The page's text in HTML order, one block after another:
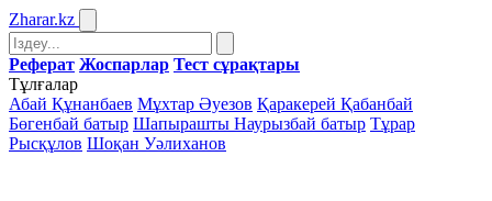
Zharar.kz
Реферат Жоспарлар Тест сұрақтары
Тұлғалар
Абай Құнанбаев Мұхтар Әуезов Қаракерей Қабанбай
Бөгенбай батыр Шапырашты Наурызбай батыр Тұрар
Рысқұлов Шоқан Уәлиханов